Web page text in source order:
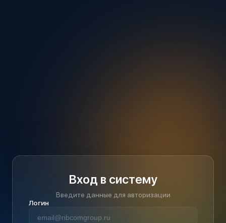
Вход в систему
Введите данные для авторизации
Логин